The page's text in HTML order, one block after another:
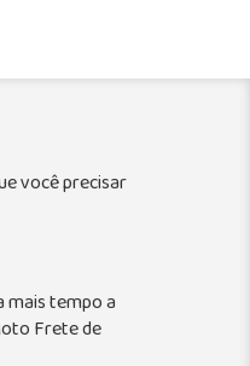
você precisar
mais tempo a
Frete de